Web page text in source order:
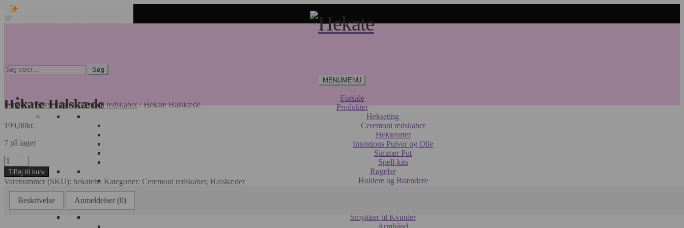
Søg
efter:
Søg
MENUMENU
Forside
Produkter
Hekseting
Ceremoni redskaber
Hekseurter
Intentions Pulver og Olie
Simmer Pot
Spell-kits
Røgelse
Holdere og Brændere
Smykker til Kvinder
Armbånd
Forside/Hekseting /Ceremoni redskaber/Hekate Halskæde
Hekate Halskæde
199,00kr.
7 på lager
Hekate
Halskæde
antal
Tilføj til kurv
Varenummer (SKU): hekateha Kategorier: Ceremoni redskaber, Halskæder
Beskrivelse Anmeldelser (0)